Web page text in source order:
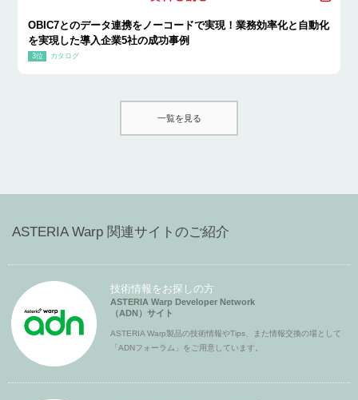
OBIC7とのデータ連携をノーコードで実現！業務効率化と自動化
を実現した導入企業5社の成功事例
カタログ
一覧を見る
ASTERIA Warp 関連サイトのご紹介
技術情報をお探しの方
ASTERIA Warp Developer Network
（ADN）サイト
ASTERIA Warp製品の技術情報やTips、また情報交換の場として
「ADNフォーラム」をご用意しています。